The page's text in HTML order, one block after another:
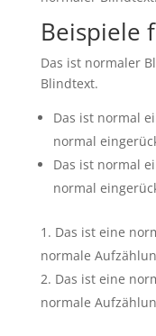
Beispiele
Das ist normaler
Blindtext.
Das ist normal
normal
Das ist normal
normal
Das ist eine
normale
Das ist eine
normale